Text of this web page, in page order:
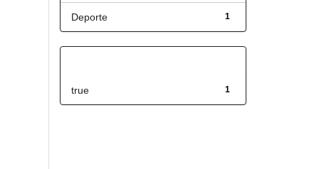
1
Deporte
1
true